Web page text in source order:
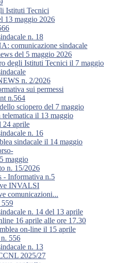
Istituti Tecnici
13 maggio 2026
n. 18
comunicazione sindacale
del 5 maggio 2026
degli Istituti Tecnici il 7 maggio
n. 2/2026
sui permessi
n.564
sciopero del 7 maggio
il 13 maggio
24 aprile
n. 16
sindacale il 14 maggio
maggio
n. 15/2026
- Informativa n.5
INVALSI
comunicazioni...
n. 14 del 13 aprile
16 aprile alle ore 17.30
on-line il 15 aprile
556
n. 13
2025/27